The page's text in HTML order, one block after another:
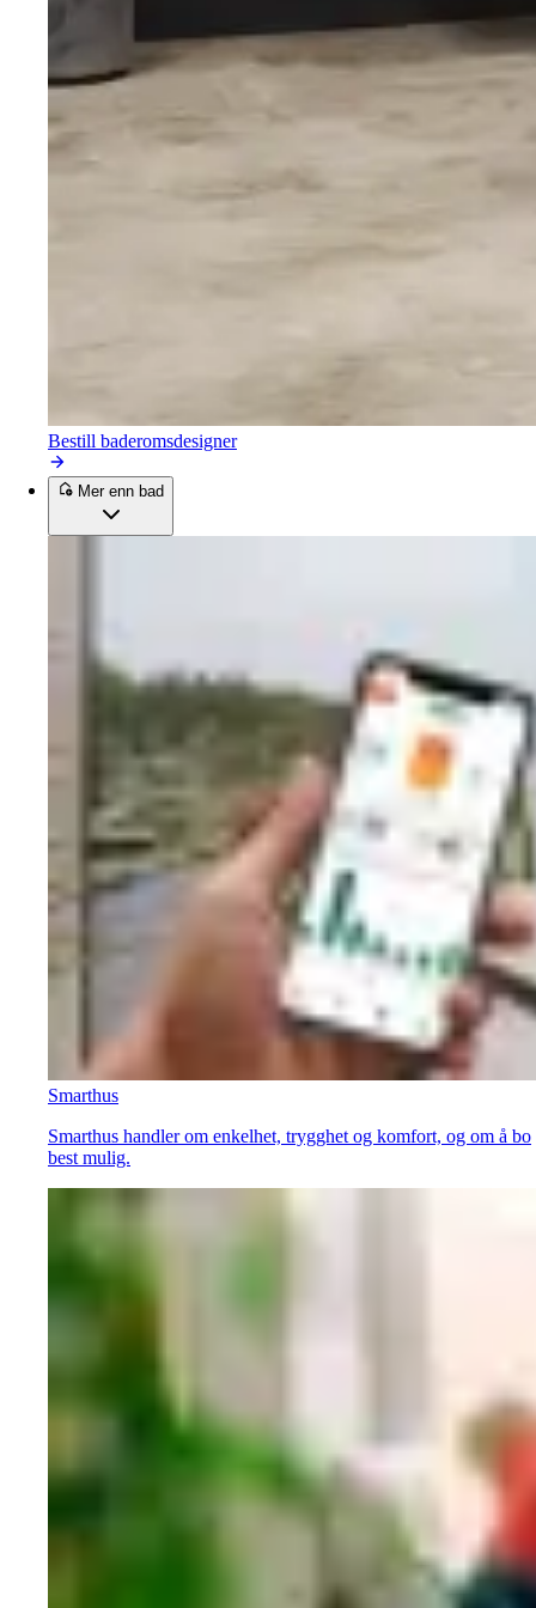
Bestill baderomsdesigner
Mer enn bad
Smarthus
Smarthus handler om enkelhet, trygghet og komfort, og om å bo
best mulig.